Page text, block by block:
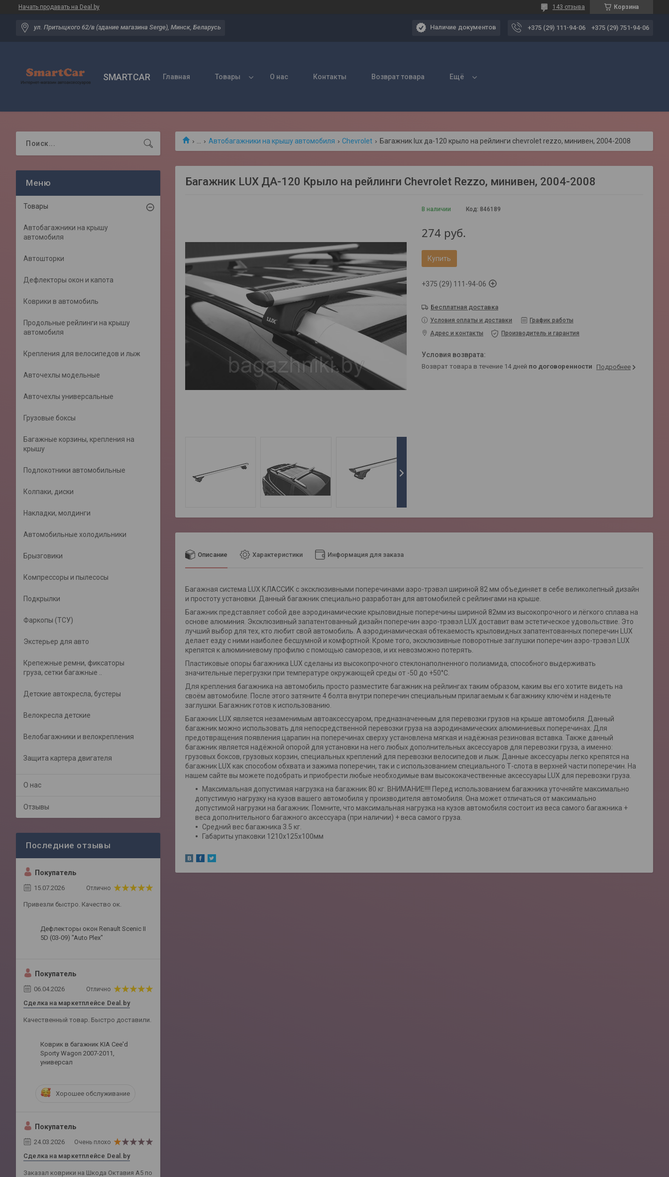
Начать продавать на Deal.by Корзина
143 отзыва
ул. Притыцкого 62/в (здание магазина Serge), Минск, Беларусь Наличие документов +375 (29) 111-94-06 +375 (29) 751-94-06
SMARTCAR Главная Товары О нас Контакты Возврат товара Ещё
Автобагажники на крышу автомобиля Chevrolet Багажник lux да-120 крыло на рейлинги chevrolet rezzo, минивен, 2004-2008
Багажник LUX ДА-120 Крыло на рейлинги Chevrolet Rezzo, минивен, 2004-2008
В наличии Код: 846189
274 руб.
Купить
+375 (29) 111-94-06
Бесплатная доставка
Условия оплаты и доставки
График работы
Адрес и контакты
Производитель и гарантия
возврат товара в течение 14 дней по договоренности Подробнее
Описание Характеристики Информация для заказа
Багажная система LUX КЛАССИК с эксклюзивными поперечинами аэро-трэвэл шириной 82 мм объединяет в себе великолепный дизайн
и простоту установки. Данный багажник специально разработан для автомобилей с рейлингами на крыше.
Багажник представляет собой две аэродинамические крыловидные поперечины шириной 82мм из высокопрочного и лёгкого сплава на
основе алюминия. Эксклюзивный запатентованный дизайн поперечин аэро-трэвэл LUX доставит вам эстетическое удовольствие. Это
лучший выбор для тех, кто любит свой автомобиль. А аэродинамическая обтекаемость крыловидных запатентованных поперечин LUX
делает езду с ними наиболее бесшумной и комфортной. Кроме того, эксклюзивные поворотные заглушки поперечин аэро-трэвэл LUX
крепятся к алюминиевому профилю с помощью саморезов, и их невозможно потерять.
Пластиковые опоры багажника LUX сделаны из высокопрочного стеклонаполненного полиамида, способного выдерживать
значительные перегрузки при температуре окружающей среды от -50 до +50°C.
Для крепления багажника на автомобиль просто разместите багажник на рейлингах таким образом, каким вы его хотите видеть на
своём автомобиле. После этого затяните 4 болта внутри поперечин специальным прилагаемым к багажнику ключём и наденьте
заглушки. Багажник готов к использованию.
Багажник LUX является незаменимым автоаксессуаром, предназначенным для перевозки грузов на крыше автомобиля. Данный
багажник можно использовать для непосредственной перевозки груза на аэродинамических алюминиевых поперечинах. Для
предотвращения появления царапин на поперечинах сверху установлена мягкая и надёжная резиновая вставка. Также данный
багажник является надёжной опорой для установки на него любых дополнительных аксессуаров для перевозки груза, а именно:
грузовых боксов, грузовых корзин, специальных креплений для перевозки велосипедов и лыж. Данные аксессуары легко крепятся на
багажник LUX как способом обхвата и зажима поперечин, так и с использованием специального Т-слота в верхней части поперечин. На
нашем сайте вы можете подобрать и приобрести любые необходимые вам высококачественные аксессуары LUX для перевозки груза.
Максимальная допустимая нагрузка на багажник 80 кг. ВНИМАНИЕ!!!! Перед использованием багажника уточняйте максимально
допустимую нагрузку на кузов вашего автомобиля у производителя автомобиля. Она может отличаться от максимально
допустимой нагрузки на багажник. Помните, что максимальная нагрузка на кузов автомобиля состоит из веса самого багажника +
веса дополнительного багажного аксессуара (при наличии) + веса самого груза.
Средний вес багажника 3.5 кг.
Габариты упаковки 1210х125х100мм
Товары
Автобагажники на крышу
автомобиля
Автошторки
Дефлекторы окон и капота
Коврики в автомобиль
Продольные рейлинги на крышу
автомобиля
Крепления для велосипедов и лыж
Авточехлы модельные
Авточехлы универсальные
Грузовые боксы
Багажные корзины, крепления на
крышу
Подлокотники автомобильные
Колпаки, диски
Накладки, молдинги
Автомобильные холодильники
Брызговики
Компрессоры и пылесосы
Подкрылки
Фаркопы (ТСУ)
Экстерьер для авто
Крепежные ремни, фиксаторы
груза, сетки багажные ..
Детские автокресла, бустеры
Велокресла детские
Велобагажники и велокрепления
Защита картера двигателя
О нас
Отзывы
Покупатель
15.07.2026 Отлично
Привезли быстро. Качество ок.
Дефлекторы окон Renault Scenic II
5D (03-09) "Auto Plex"
Покупатель
06.04.2026 Отлично
Сделка на маркетплейсе Deal.by
Качественный товар. Быстро доставили.
Коврик в багажник KIA Cee'd
Sporty Wagon 2007-2011,
универсал
Хорошее обслуживание
Покупатель
24.03.2026 Очень плохо
Сделка на маркетплейсе Deal.by
Заказал коврики на Шкода Октавия А5 по